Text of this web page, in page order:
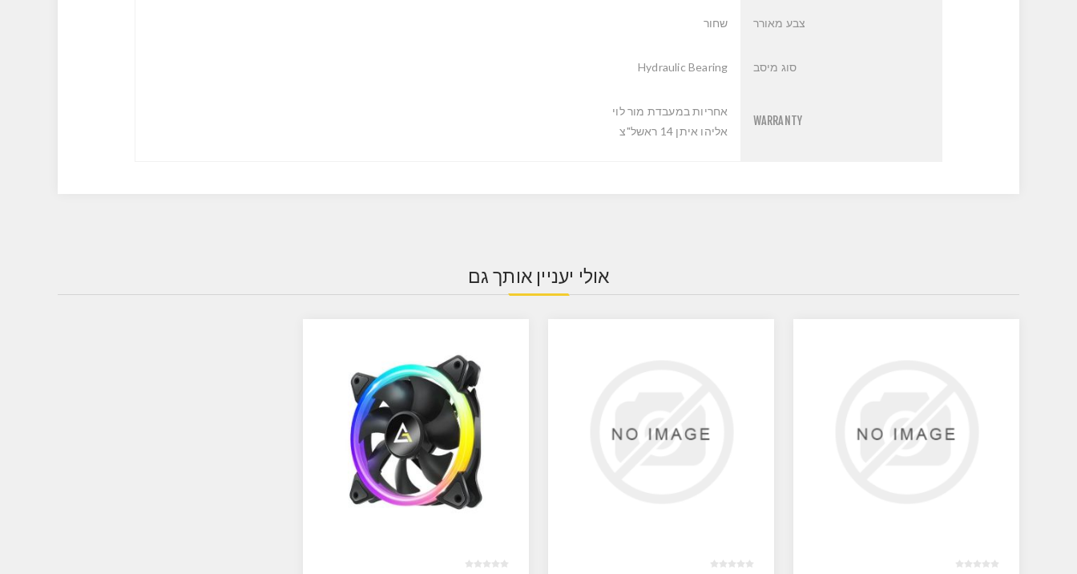
צבע מאורר שחור
סוג מיסב Hydraulic Bearing
WARRANTY
אחריות במעבדת מור לוי
אליהו איתן 14 ראשל"צ
אולי יעניין אותך גם